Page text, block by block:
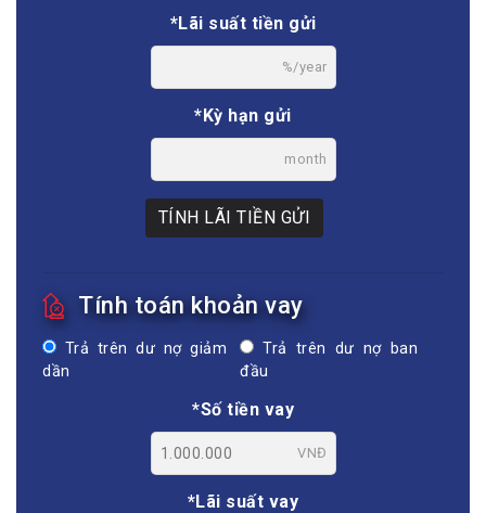
*Lãi suất tiền gửi
%/year
*Kỳ hạn gửi
month
TÍNH LÃI TIỀN GỬI
Tính toán khoản vay
Trả trên dư nợ giảm
dần
Trả trên dư nợ ban
đầu
*Số tiền vay
VNĐ
*Lãi suất vay